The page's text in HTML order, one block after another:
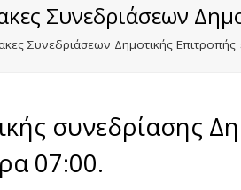
Συνεδριάσεων
Συνεδριάσεων Δημοτικής Επιτροπής
συνεδρίασης
07:00.